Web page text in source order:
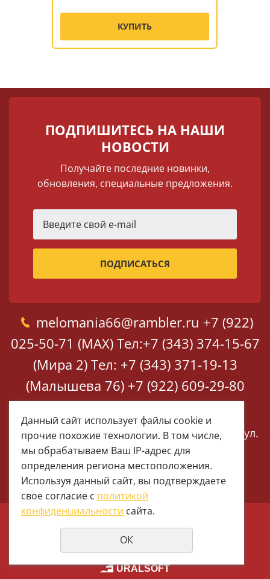
КУПИТЬ
ПОДПИШИТЕСЬ НА НАШИ
НОВОСТИ
Получайте последние новинки,
обновления, специальные предложения.
melomania66@rambler.ru +7 (922)
025-50-71 (MAX) Тел:+7 (343) 374-15-67
(Мира 2) Тел: +7 (343) 371-19-13
(Малышева 76) +7 (922) 609-29-80
(MAX)
Екатеринбург, ул. Мира 2
Екатеринбург, ул.
Малышева 76
© 1997 - 2026 Меломания
Политика конфиденциальности
URALSOFT
Данный сайт использует файлы cookie и
прочие похожие технологии. В том числе,
мы обрабатываем Ваш IP-адрес для
определения региона местоположения.
Используя данный сайт, вы подтверждаете
свое согласие с политикой
конфиденциальности сайта.
ОК